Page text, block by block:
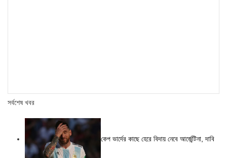
সর্বশেষ খবর
কেপ ভার্দের কাছে হেরে বিদায় নেবে আর্জেন্টিনা, দাবি